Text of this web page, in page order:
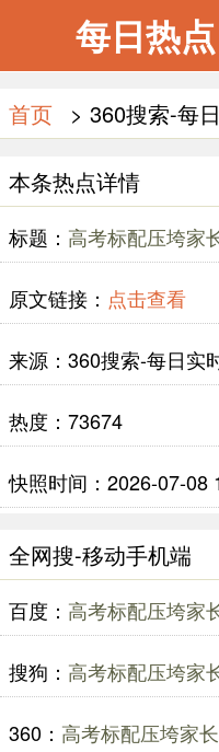
每日热
首页 > 360搜索-每
本条热点详情
标题： 高考标配压垮家
原文链接： 点击查看
来源：360搜索-每日实
热度：73674
快照时间：2026-07-08
全网搜-移动手机端
百度： 高考标配压垮家
搜狗： 高考标配压垮家
360： 高考标配压垮家长